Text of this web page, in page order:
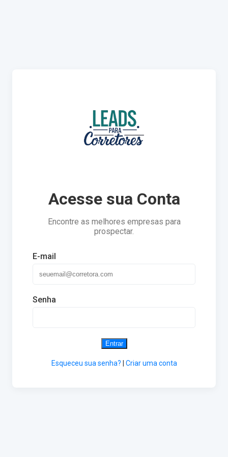
Acesse sua Conta
Encontre as melhores empresas para
prospectar.
E-mail
Senha
Entrar
Esqueceu sua senha? Criar uma conta